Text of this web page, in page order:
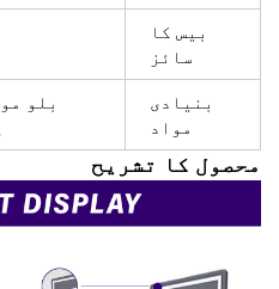
بیس کا
سائز
بنیادی
مواد
محصول کا تشریح